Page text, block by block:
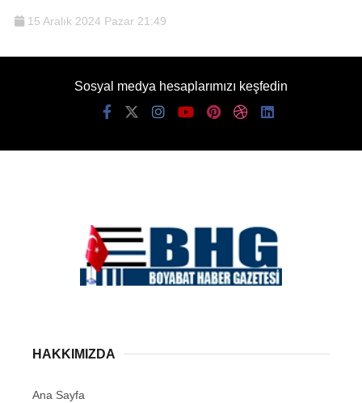
15 Aralık 2024 Pazar 21:49
Sosyal medya hesaplarımızı keşfedin
HAKKIMIZDA
Ana Sayfa